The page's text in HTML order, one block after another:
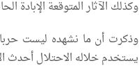
وكذلك الآثار المتوقعة الإبادة
وذكرت أن ما نشهده ليست
يستخدم خلاله الاحتلال أحدث